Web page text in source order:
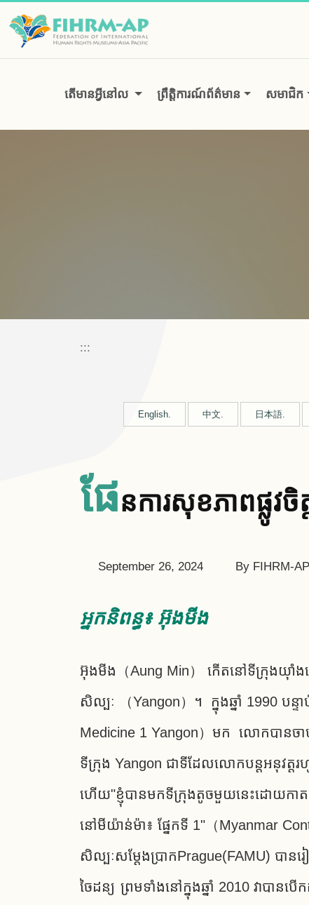
ទៅ
តំបន់
តើមានអ្វីនៅល ព្រឹត្តិការណ៍ព័ត៌មាន សមាជិក
:::
English. 中文. 日本語.
ផែនការសុខភាពផ្លូវ
September 26, 2024 By FIHRM-AP
អ្នកនិពន្ធ៖ អ៊ុងមីង
អ៊ុងមីង（Aung Min） កើតនៅទីក្រុងយ៉ាំងហ្គ
សិល្បៈ （Yangon）។ ក្នុង​ឆ្នាំ 1990 ប
Medicine 1 Yangon）មក លោកបាន​ចាប់​
ទីក្រុង Yangon ជា​ទី​ដែល​លោក​បន្ត​អនុវត្ត​
ហើយ"ខ្ញុំបានមកទីក្រុងតូចមួយនេះដោយកា
នៅមីយ៉ាន់ម៉ា៖ ផ្នែកទី 1"（Myanmar
សិល្បៈសម្តែងប្រាកPrague(FAMU) បា
ចៃដន្យ ព្រមទាំងនៅក្នុងឆ្នាំ 2010 វាបាន